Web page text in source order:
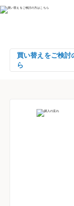
買い替えをご検討
ら